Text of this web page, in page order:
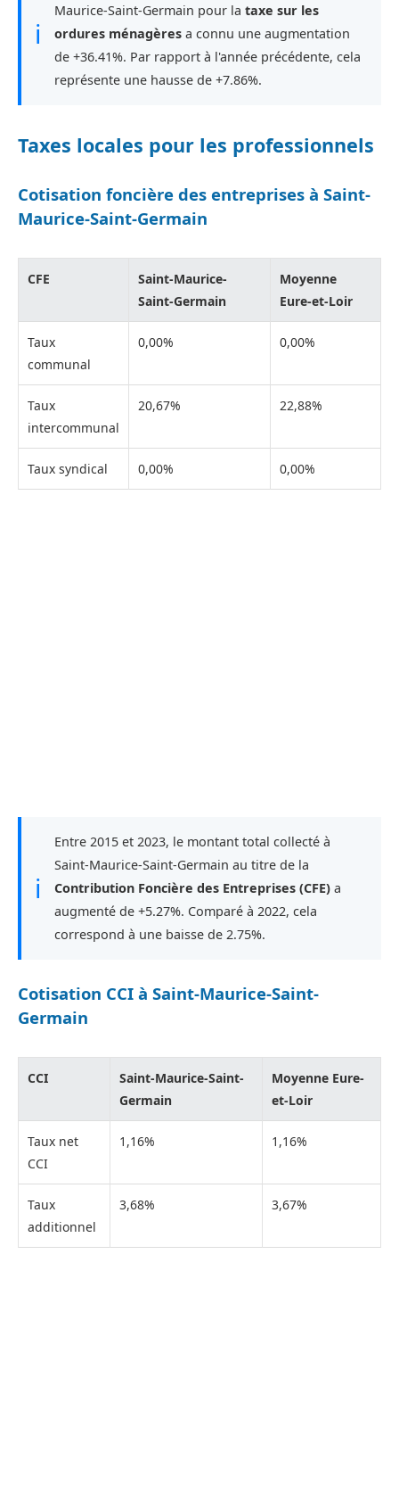
ℹ
Maurice-Saint-Germain pour la taxe sur les
ordures ménagères a connu une augmentation
de +36.41%. Par rapport à l'année précédente, cela
représente une hausse de +7.86%.
Taxes locales pour les professionnels
Cotisation foncière des entreprises à Saint-
Maurice-Saint-Germain
CFE
Saint-Maurice-
Saint-Germain
Moyenne
Eure-et-Loir
Taux
communal
0,00% 0,00%
Taux
intercommunal
20,67% 22,88%
Taux syndical 0,00% 0,00%
ℹ
Entre 2015 et 2023, le montant total collecté à
Saint-Maurice-Saint-Germain au titre de la
Contribution Foncière des Entreprises (CFE) a
augmenté de +5.27%. Comparé à 2022, cela
correspond à une baisse de 2.75%.
Cotisation CCI à Saint-Maurice-Saint-
Germain
CCI
Saint-Maurice-Saint-
Germain
Moyenne Eure-
et-Loir
Taux net
CCI
1,16% 1,16%
Taux
additionnel
3,68% 3,67%